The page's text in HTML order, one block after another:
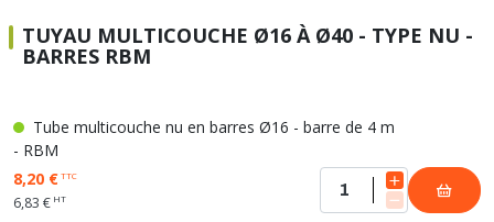
TUYAU MULTICOUCHE Ø16 À Ø40 - TYPE NU -
BARRES RBM
Tube multicouche nu en barres Ø16 - barre de 4 m
- RBM
8,20 €TTC
6,83 € HT